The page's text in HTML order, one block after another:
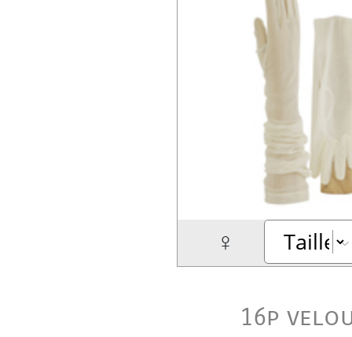
♀
16p